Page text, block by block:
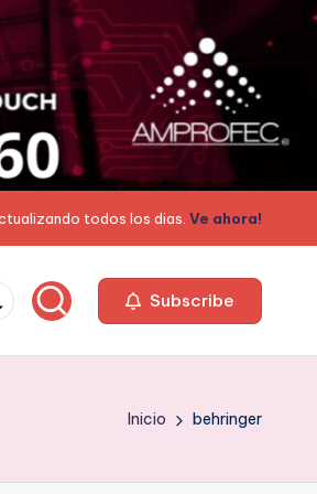
todos los dias. Ve ahora!
Subscribe
Inicio behringer